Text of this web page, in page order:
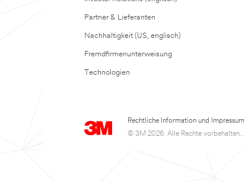
Partner & Lieferanten
Nachhaltigkeit (US, englisch)
Fremdfirmenunterweisung
Technologien
Rechtliche Information und Impressum
© 3M 2026. Alle Rechte vorbehalten..